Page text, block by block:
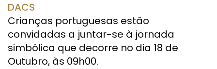
DACS
Crianças portuguesas estão
convidadas a juntar-se à jornada
simbólica que decorre no dia 18 de
Outubro, às 09h00.